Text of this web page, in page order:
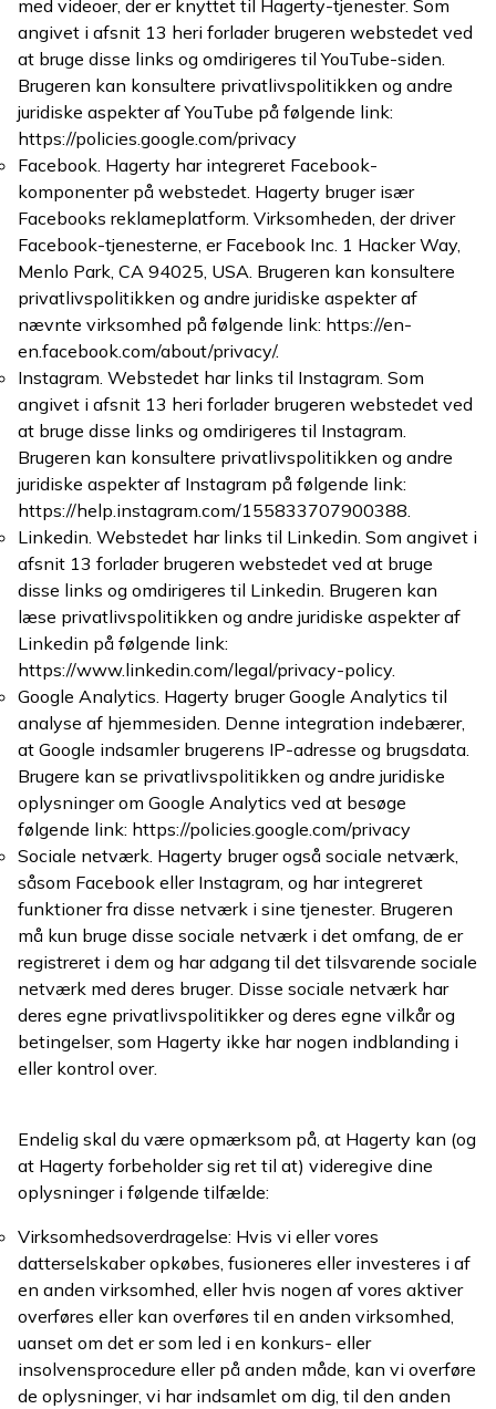
med videoer, der er knyttet til Hagerty-tjenester. Som
angivet i afsnit 13 heri forlader brugeren webstedet ved
at bruge disse links og omdirigeres til YouTube-siden.
Brugeren kan konsultere privatlivspolitikken og andre
juridiske aspekter af YouTube på følgende link:
https://policies.google.com/privacy
Facebook. Hagerty har integreret Facebook-
komponenter på webstedet. Hagerty bruger især
Facebooks reklameplatform. Virksomheden, der driver
Facebook-tjenesterne, er Facebook Inc. 1 Hacker Way,
Menlo Park, CA 94025, USA. Brugeren kan konsultere
privatlivspolitikken og andre juridiske aspekter af
nævnte virksomhed på følgende link: https://en-
en.facebook.com/about/privacy/.
Instagram. Webstedet har links til Instagram. Som
angivet i afsnit 13 heri forlader brugeren webstedet ved
at bruge disse links og omdirigeres til Instagram.
Brugeren kan konsultere privatlivspolitikken og andre
juridiske aspekter af Instagram på følgende link:
https://help.instagram.com/155833707900388.
Linkedin. Webstedet har links til Linkedin. Som angivet i
afsnit 13 forlader brugeren webstedet ved at bruge
disse links og omdirigeres til Linkedin. Brugeren kan
læse privatlivspolitikken og andre juridiske aspekter af
Linkedin på følgende link:
https://www.linkedin.com/legal/privacy-policy.
Google Analytics. Hagerty bruger Google Analytics til
analyse af hjemmesiden. Denne integration indebærer,
at Google indsamler brugerens IP-adresse og brugsdata.
Brugere kan se privatlivspolitikken og andre juridiske
oplysninger om Google Analytics ved at besøge
følgende link: https://policies.google.com/privacy
Sociale netværk. Hagerty bruger også sociale netværk,
såsom Facebook eller Instagram, og har integreret
funktioner fra disse netværk i sine tjenester. Brugeren
må kun bruge disse sociale netværk i det omfang, de er
registreret i dem og har adgang til det tilsvarende sociale
netværk med deres bruger. Disse sociale netværk har
deres egne privatlivspolitikker og deres egne vilkår og
betingelser, som Hagerty ikke har nogen indblanding i
eller kontrol over.
Endelig skal du være opmærksom på, at Hagerty kan (og
at Hagerty forbeholder sig ret til at) videregive dine
oplysninger i følgende tilfælde:
Virksomhedsoverdragelse: Hvis vi eller vores
datterselskaber opkøbes, fusioneres eller investeres i af
en anden virksomhed, eller hvis nogen af vores aktiver
overføres eller kan overføres til en anden virksomhed,
uanset om det er som led i en konkurs- eller
insolvensprocedure eller på anden måde, kan vi overføre
de oplysninger, vi har indsamlet om dig, til den anden